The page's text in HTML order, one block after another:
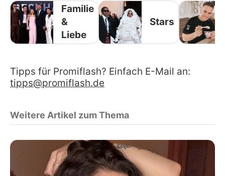
Familie
&
Liebe
Stars
Tipps für Promiflash? Einfach E-Mail an:
tipps@promiflash.de
Weitere Artikel zum Thema